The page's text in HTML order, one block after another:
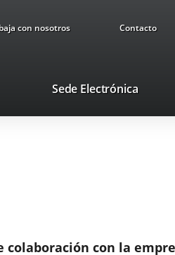
con nosotros Contacto
Sede ElectrónicaEnlace
una
con la